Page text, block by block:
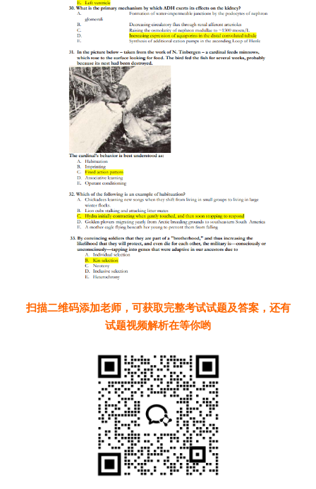
扫描二维码添加老师，可获取完整考试试题及答案，还有
试题视频解析在等你哟